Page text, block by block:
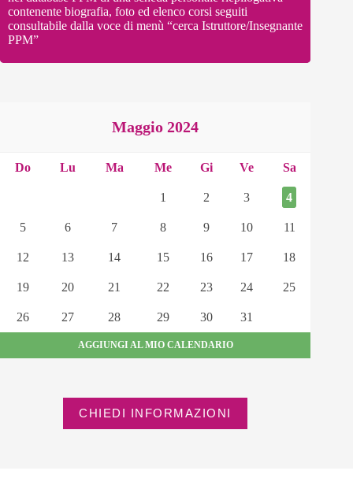
contenente biografia, foto ed elenco corsi seguiti
consultabile dalla voce di menù “cerca Istruttore/Insegnante
PPM”
Maggio 2024
Do Lu Ma Me Gi Ve Sa
1 2 3 4
5 6 7 8 9 10 11
12 13 14 15 16 17 18
19 20 21 22 23 24 25
26 27 28 29 30 31
AGGIUNGI AL MIO CALENDARIO
CHIEDI INFORMAZIONI